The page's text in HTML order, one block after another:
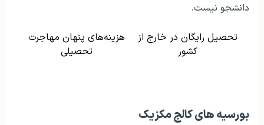
دانشجو نیست.
تحصیل رایگان در خارج از
کشور
هزینه‌های پنهان مهاجرت
تحصیلی
بورسیه های کالج مکزیک